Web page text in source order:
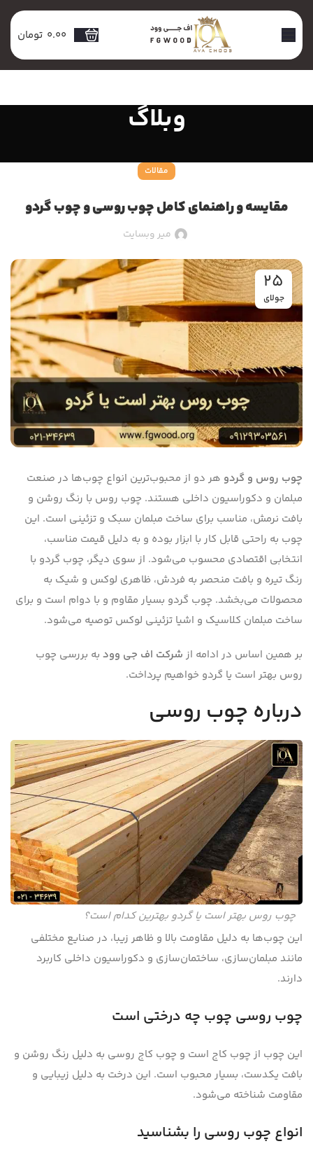
تومان
وبلاگ
مقالات
مقایسه و راهنمای کامل چوب روسی و چوب گردو
میر وبسایت
25
جولای
چوب روس و گردو هر دو از محبوب‌ترین انواع چوب‌ها در صنعت
مبلمان و دکوراسیون داخلی هستند. چوب روس با رنگ روشن و
بافت نرمش، مناسب برای ساخت مبلمان سبک و تزئینی است. این
چوب به راحتی قابل کار با ابزار بوده و به دلیل قیمت مناسب،
انتخابی اقتصادی محسوب می‌شود. از سوی دیگر، چوب گردو با
رنگ تیره و بافت منحصر به فردش، ظاهری لوکس و شیک به
محصولات می‌بخشد. چوب گردو بسیار مقاوم و با دوام است و برای
ساخت مبلمان کلاسیک و اشیا تزئینی لوکس توصیه می‌شود.
بر همین اساس در ادامه از شرکت اف جی وود به بررسی چوب
روس بهتر است یا گردو خواهیم پرداخت.
درباره چوب روسی
چوب روس بهتر است یا گردو بهترین کدام است؟
این چوب‌ها به دلیل مقاومت بالا و ظاهر زیبا، در صنایع مختلفی
مانند مبلمان‌سازی، ساختمان‌سازی و دکوراسیون داخلی کاربرد
دارند.
چوب روسی چوب چه درختی است
این چوب از چوب کاج است و چوب کاج روسی به دلیل رنگ روشن و
بافت یکدست، بسیار محبوب است. این درخت به دلیل زیبایی و
مقاومت شناخته می‌شود.
انواع چوب روسی را بشناسید